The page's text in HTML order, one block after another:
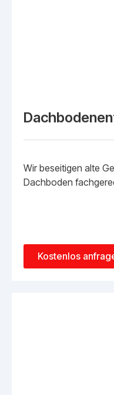
Wir beseitigen alte
Dachboden
Kostenlos